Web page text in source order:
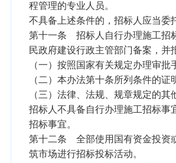
程管理的专业人员。
不具备上述条件的，招标人应当委
第十一条 招标人自行办理施工招
民政府建设行政主管部门备案，并
（一）按照国家有关规定办理审
（二）本办法第十条所列条件的
（三）法律、法规、规章规定的其
招标人不具备自行办理施工招标事
招标事宜。
第十二条 全部使用国有资金投资
筑市场进行招标投标活动。